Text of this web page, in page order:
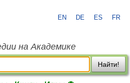
EN DE ES FR
на Академике
Найти!